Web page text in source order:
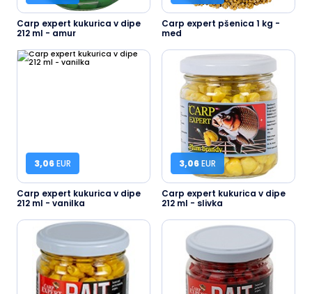
Carp expert kukurica v dipe
212 ml - amur
Carp expert pšenica 1 kg -
med
3,06EUR
Carp expert kukurica v dipe
212 ml - vanilka
3,06EUR
Carp expert kukurica v dipe
212 ml - slivka